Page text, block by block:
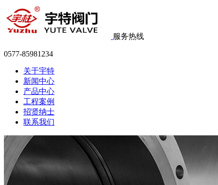
服务热线
0577-85981234
关于宇特
新闻中心
产品中心
工程案例
招贤纳士
联系我们